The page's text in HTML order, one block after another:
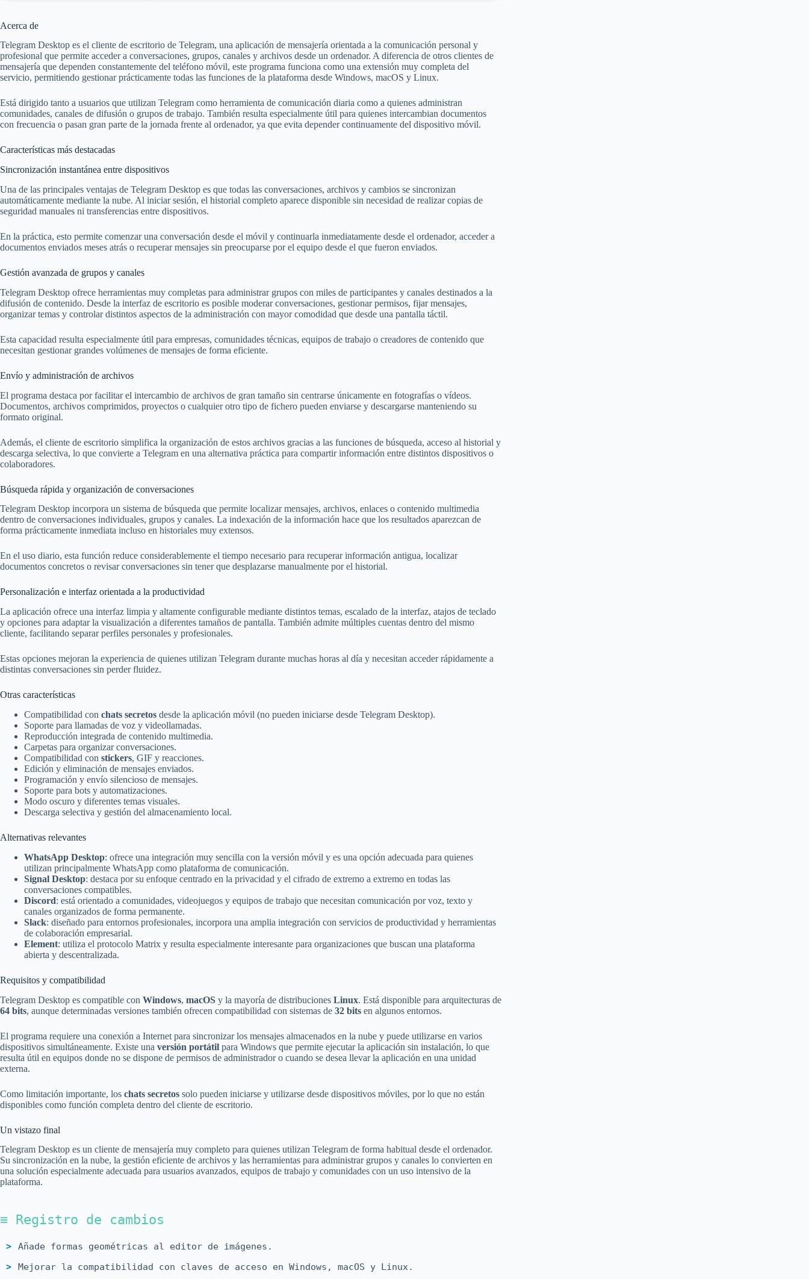
Acerca de
Telegram Desktop es el cliente de escritorio de Telegram, una aplicación de mensajería orientada a la comunicación personal y
profesional que permite acceder a conversaciones, grupos, canales y archivos desde un ordenador. A diferencia de otros clientes de
mensajería que dependen constantemente del teléfono móvil, este programa funciona como una extensión muy completa del
servicio, permitiendo gestionar prácticamente todas las funciones de la plataforma desde Windows, macOS y Linux.
Está dirigido tanto a usuarios que utilizan Telegram como herramienta de comunicación diaria como a quienes administran
comunidades, canales de difusión o grupos de trabajo. También resulta especialmente útil para quienes intercambian documentos
con frecuencia o pasan gran parte de la jornada frente al ordenador, ya que evita depender continuamente del dispositivo móvil.
Características más destacadas
Sincronización instantánea entre dispositivos
Una de las principales ventajas de Telegram Desktop es que todas las conversaciones, archivos y cambios se sincronizan
automáticamente mediante la nube. Al iniciar sesión, el historial completo aparece disponible sin necesidad de realizar copias de
seguridad manuales ni transferencias entre dispositivos.
En la práctica, esto permite comenzar una conversación desde el móvil y continuarla inmediatamente desde el ordenador, acceder a
documentos enviados meses atrás o recuperar mensajes sin preocuparse por el equipo desde el que fueron enviados.
Gestión avanzada de grupos y canales
Telegram Desktop ofrece herramientas muy completas para administrar grupos con miles de participantes y canales destinados a la
difusión de contenido. Desde la interfaz de escritorio es posible moderar conversaciones, gestionar permisos, fijar mensajes,
organizar temas y controlar distintos aspectos de la administración con mayor comodidad que desde una pantalla táctil.
Esta capacidad resulta especialmente útil para empresas, comunidades técnicas, equipos de trabajo o creadores de contenido que
necesitan gestionar grandes volúmenes de mensajes de forma eficiente.
Envío y administración de archivos
El programa destaca por facilitar el intercambio de archivos de gran tamaño sin centrarse únicamente en fotografías o vídeos.
Documentos, archivos comprimidos, proyectos o cualquier otro tipo de fichero pueden enviarse y descargarse manteniendo su
formato original.
Además, el cliente de escritorio simplifica la organización de estos archivos gracias a las funciones de búsqueda, acceso al historial y
descarga selectiva, lo que convierte a Telegram en una alternativa práctica para compartir información entre distintos dispositivos o
colaboradores.
Búsqueda rápida y organización de conversaciones
Telegram Desktop incorpora un sistema de búsqueda que permite localizar mensajes, archivos, enlaces o contenido multimedia
dentro de conversaciones individuales, grupos y canales. La indexación de la información hace que los resultados aparezcan de
forma prácticamente inmediata incluso en historiales muy extensos.
En el uso diario, esta función reduce considerablemente el tiempo necesario para recuperar información antigua, localizar
documentos concretos o revisar conversaciones sin tener que desplazarse manualmente por el historial.
Personalización e interfaz orientada a la productividad
La aplicación ofrece una interfaz limpia y altamente configurable mediante distintos temas, escalado de la interfaz, atajos de teclado
y opciones para adaptar la visualización a diferentes tamaños de pantalla. También admite múltiples cuentas dentro del mismo
cliente, facilitando separar perfiles personales y profesionales.
Estas opciones mejoran la experiencia de quienes utilizan Telegram durante muchas horas al día y necesitan acceder rápidamente a
distintas conversaciones sin perder fluidez.
Otras características
Compatibilidad con chats secretos desde la aplicación móvil (no pueden iniciarse desde Telegram Desktop).
Soporte para llamadas de voz y videollamadas.
Reproducción integrada de contenido multimedia.
Carpetas para organizar conversaciones.
Compatibilidad con stickers, GIF y reacciones.
Edición y eliminación de mensajes enviados.
Programación y envío silencioso de mensajes.
Soporte para bots y automatizaciones.
Modo oscuro y diferentes temas visuales.
Descarga selectiva y gestión del almacenamiento local.
Alternativas relevantes
WhatsApp Desktop: ofrece una integración muy sencilla con la versión móvil y es una opción adecuada para quienes
utilizan principalmente WhatsApp como plataforma de comunicación.
Signal Desktop: destaca por su enfoque centrado en la privacidad y el cifrado de extremo a extremo en todas las
conversaciones compatibles.
Discord: está orientado a comunidades, videojuegos y equipos de trabajo que necesitan comunicación por voz, texto y
canales organizados de forma permanente.
Slack: diseñado para entornos profesionales, incorpora una amplia integración con servicios de productividad y herramientas
de colaboración empresarial.
Element: utiliza el protocolo Matrix y resulta especialmente interesante para organizaciones que buscan una plataforma
abierta y descentralizada.
Requisitos y compatibilidad
Telegram Desktop es compatible con Windows, macOS y la mayoría de distribuciones Linux. Está disponible para arquitecturas de
64 bits, aunque determinadas versiones también ofrecen compatibilidad con sistemas de 32 bits en algunos entornos.
El programa requiere una conexión a Internet para sincronizar los mensajes almacenados en la nube y puede utilizarse en varios
dispositivos simultáneamente. Existe una versión portátil para Windows que permite ejecutar la aplicación sin instalación, lo que
resulta útil en equipos donde no se dispone de permisos de administrador o cuando se desea llevar la aplicación en una unidad
externa.
Como limitación importante, los chats secretos solo pueden iniciarse y utilizarse desde dispositivos móviles, por lo que no están
disponibles como función completa dentro del cliente de escritorio.
Un vistazo final
Telegram Desktop es un cliente de mensajería muy completo para quienes utilizan Telegram de forma habitual desde el ordenador.
Su sincronización en la nube, la gestión eficiente de archivos y las herramientas para administrar grupos y canales lo convierten en
una solución especialmente adecuada para usuarios avanzados, equipos de trabajo y comunidades con un uso intensivo de la
plataforma.
≡ Registro de cambios
Añade formas geométricas al editor de imágenes.
Mejorar la compatibilidad con claves de acceso en Windows, macOS y Linux.